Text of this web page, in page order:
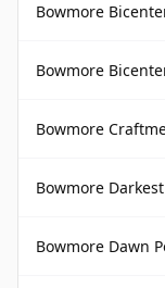
Bowmore
Bowmore
Bowmore
Bowmore
Bowmore Dawn